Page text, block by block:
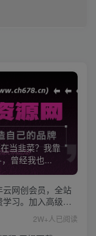
当韭菜？我靠
曾经我也...
云网创会员，全站
学习。加入高级合
广日入1000+2W+人已阅读